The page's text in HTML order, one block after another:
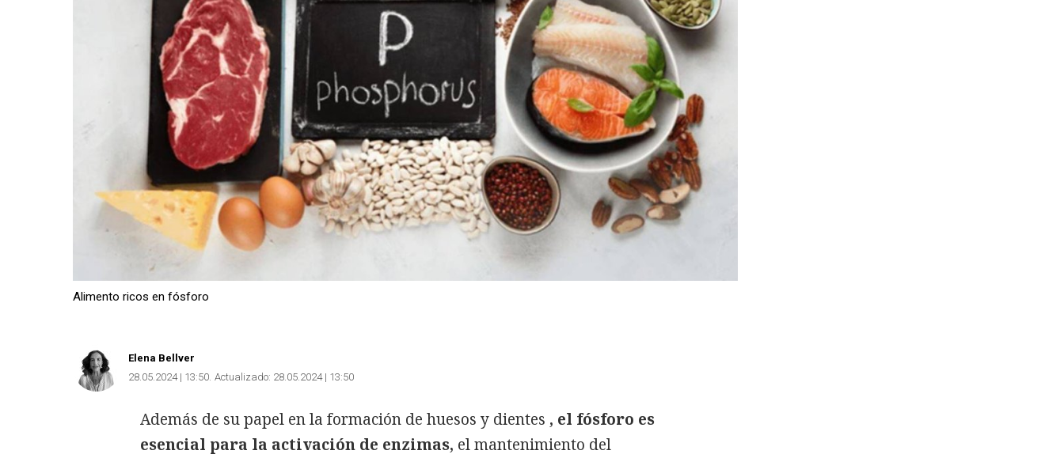
Alimento ricos en fósforo
Elena Bellver
28.05.2024 | 13:50 Actualizado: 28.05.2024 | 13:50
Además de su papel en la formación de huesos y dientes , el fósforo es
esencial para la activación de enzimas, el mantenimiento del